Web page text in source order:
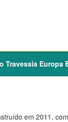
Travessia Europa
em 2011,